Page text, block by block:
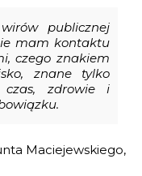
publicznej
mam kontaktu
czego znakiem
znane tylko
zdrowie i
Maciejewskiego,